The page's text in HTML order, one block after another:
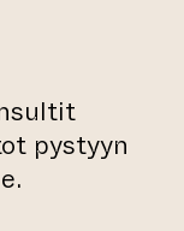
pystyyn